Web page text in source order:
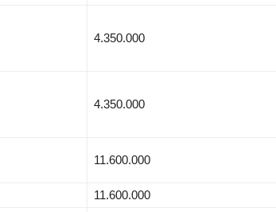
4.350.000
4.350.000
11.600.000
11.600.000